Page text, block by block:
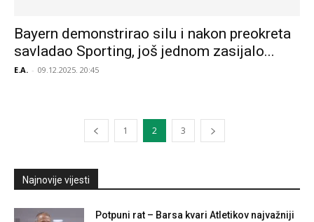
Bayern demonstrirao silu i nakon preokreta
savladao Sporting, još jednom zasijalo...
E.A. - 09.12.2025. 20:45
1 2 3
Najnovije vijesti
Potpuni rat – Barsa kvari Atletikov najvažniji